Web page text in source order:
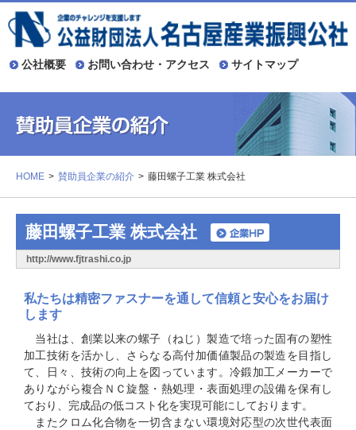
公社概要 お問い合わせ・アクセス サイトマップ
HOME 賛助員企業の紹介 藤田螺子工業 株式会社
藤田螺子工業 株式会社
http://www.fjtrashi.co.jp
私たちは精密ファスナーを通して信頼と安心をお届け
します
当社は、創業以来の螺子（ねじ）製造で培った固有の塑性
加工技術を活かし、さらなる高付加価値製品の製造を目指し
て、日々、技術の向上を図っています。冷鍛加工メーカーで
ありながら複合ＮＣ旋盤・熱処理・表面処理の設備を保有し
ており、完成品の低コスト化を実現可能にしております。
またクロム化合物を一切含まない環境対応型の次世代表面